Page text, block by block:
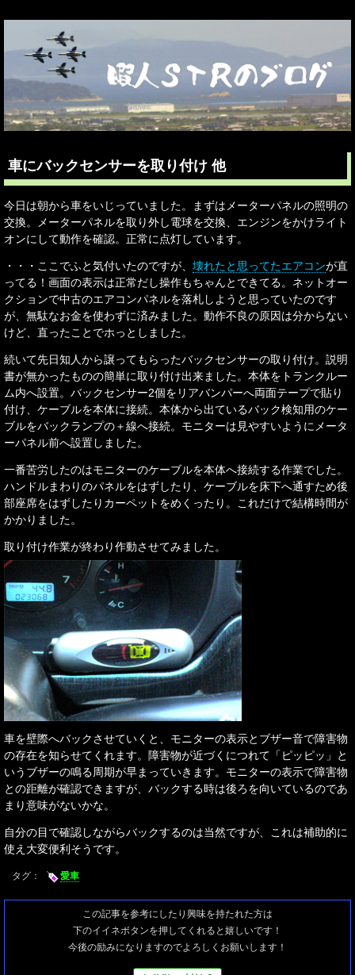
車にバックセンサーを取り付け 他
今日は朝から車をいじっていました。まずはメーターパネルの照明の
交換。メーターパネルを取り外し電球を交換、エンジンをかけライト
オンにして動作を確認。正常に点灯しています。
・・・ここでふと気付いたのですが、 壊れたと思ってたエアコンが直
ってる！画面の表示は正常だし操作もちゃんとできてる。ネットオー
クションで中古のエアコンパネルを落札しようと思っていたのです
が、無駄なお金を使わずに済みました。動作不良の原因は分からない
けど、直ったことでホっとしました。
続いて先日知人から譲ってもらったバックセンサーの取り付け。説明
書が無かったものの簡単に取り付け出来ました。本体をトランクルー
ム内へ設置。バックセンサー2個をリアバンパーへ両面テープで貼り
付け、ケーブルを本体に接続。本体から出ているバック検知用のケー
ブルをバックランプの＋線へ接続。モニターは見やすいようにメータ
ーパネル前へ設置しました。
一番苦労したのはモニターのケーブルを本体へ接続する作業でした。
ハンドルまわりのパネルをはずしたり、ケーブルを床下へ通すため後
部座席をはずしたりカーペットをめくったり。これだけで結構時間が
かかりました。
取り付け作業が終わり作動させてみました。
車を壁際へバックさせていくと、モニターの表示とブザー音で障害物
の存在を知らせてくれます。障害物が近づくにつれて「ピッピッ」と
いうブザーの鳴る周期が早まっていきます。モニターの表示で障害物
との距離が確認できますが、バックする時は後ろを向いているのであ
まり意味がないかな。
自分の目で確認しながらバックするのは当然ですが、これは補助的に
使え大変便利そうです。
タグ： 愛車
この記事を参考にしたり興味を持たれた方は
下のイイネボタンを押してくれると嬉しいです！
今後の励みになりますのでよろしくお願いします！